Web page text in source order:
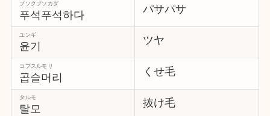
푸석푸석하다
プソクプソカダ パサパサ
윤기
ユンギ ツヤ
곱슬머리
コプスルモリ くせ毛
탈모
タルモ 抜け毛